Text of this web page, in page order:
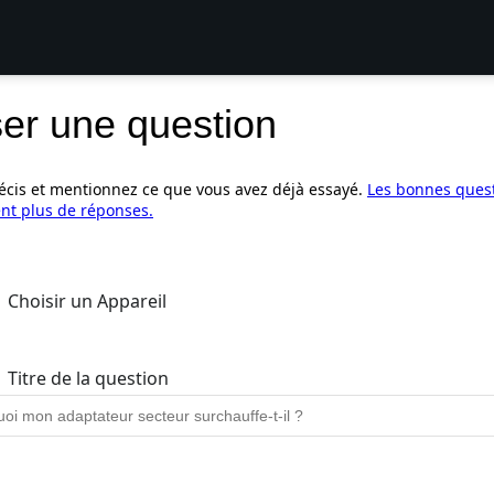
une question
et mentionnez ce que vous avez déjà essayé. Les bonnes
plus de réponses.
Choisir un Appareil
Titre de la question